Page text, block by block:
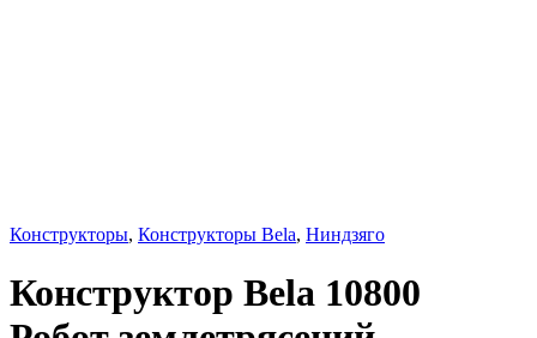
Конструкторы, Конструкторы Bela, Ниндзяго
Конструктор Bela 10800